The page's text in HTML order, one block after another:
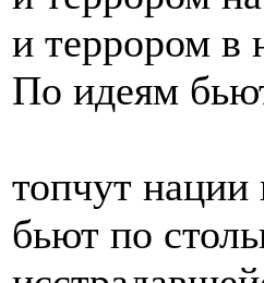
и террором в
По идеям
по
топчут
бьют по